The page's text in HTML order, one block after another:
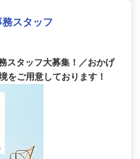
スタッフ
スタッフ大募集！／おかげ
をご用意しております！